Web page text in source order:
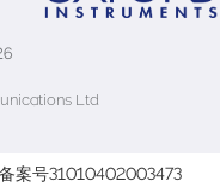
Ltd
案号31010402003473